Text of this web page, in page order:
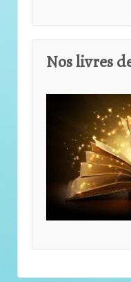
Nos livres